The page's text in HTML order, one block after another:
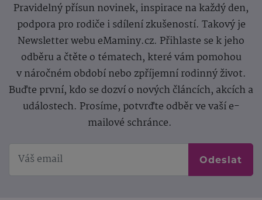
Pravidelný přísun novinek, inspirace na každý den,
podpora pro rodiče i sdílení zkušeností. Takový je
Newsletter webu eMaminy.cz. Přihlaste se k jeho
odběru a čtěte o tématech, které vám pomohou
v náročném období nebo zpříjemní rodinný život.
Buďte první, kdo se dozví o nových článcích, akcích a
událostech. Prosíme, potvrďte odběr ve vaší e-
mailové schránce.
Odeslat